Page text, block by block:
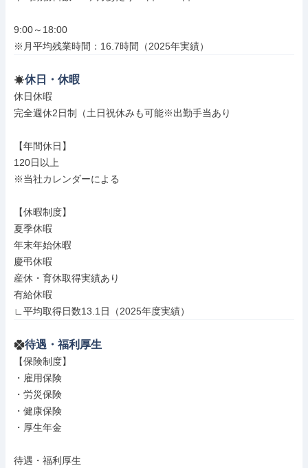
9:00～18:00
※月平均残業時間：16.7時間（2025年実績）
休日・休暇
休日休暇
完全週休2日制（土日祝休みも可能※出勤手当あり
【年間休日】
120日以上
※当社カレンダーによる
【休暇制度】
夏季休暇
年末年始休暇
慶弔休暇
産休・育休取得実績あり
有給休暇
∟平均取得日数13.1日（2025年度実績）
待遇・福利厚生
【保険制度】
・雇用保険
・労災保険
・健康保険
・厚生年金
待遇・福利厚生